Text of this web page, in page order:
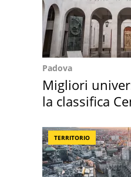
Padova
Migliori
la classifica
TERRITORIO